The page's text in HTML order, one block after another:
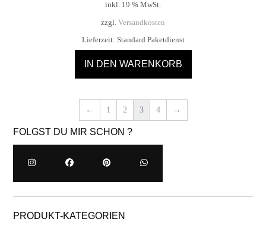
32,50 €
inkl. 19 % MwSt.
zzgl. Versandkosten
Lieferzeit: Standard Paketdienst
IN DEN WARENKORB
← 1 2 3 4 →
FOLGST DU MIR SCHON ?
PRODUKT-KATEGORIEN